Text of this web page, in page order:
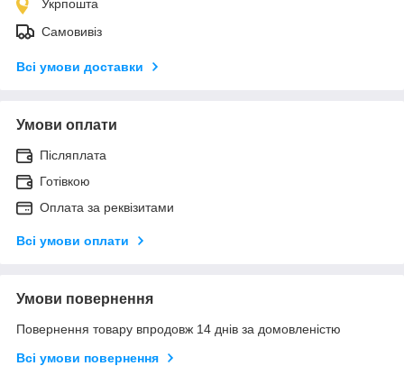
Укрпошта
Самовивіз
Всі умови доставки
Умови оплати
Післяплата
Готівкою
Оплата за реквізитами
Всі умови оплати
Умови повернення
Повернення товару впродовж 14 днів за домовленістю
Всі умови повернення